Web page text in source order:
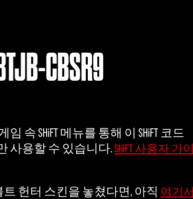
CBSR9
임 속 SHiFT 메뉴를 통해 이 SHiFT 코드
사용할 수 있습니다.SHiFT 사용자 가이
헌터 스킨을 놓쳤다면, 아직 여기서